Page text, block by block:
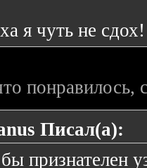
я чуть не
понравилось,
Писал(а):
признателен